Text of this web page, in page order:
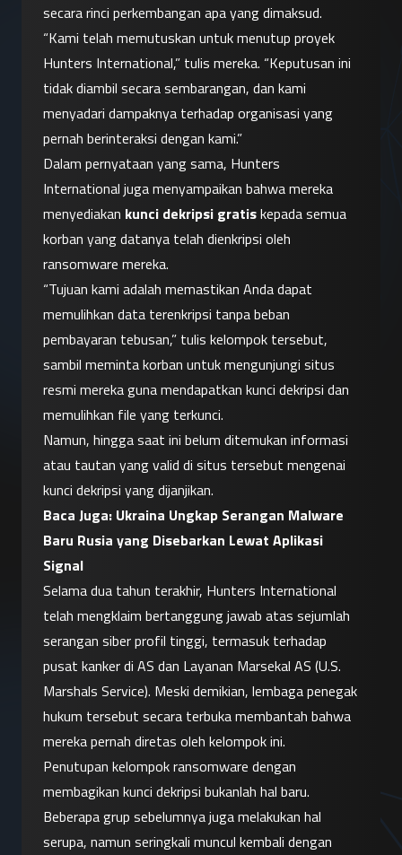
secara rinci perkembangan apa yang dimaksud.
“Kami telah memutuskan untuk menutup proyek
Hunters International,” tulis mereka. “Keputusan ini
tidak diambil secara sembarangan, dan kami
menyadari dampaknya terhadap organisasi yang
pernah berinteraksi dengan kami.”
Dalam pernyataan yang sama, Hunters
International juga menyampaikan bahwa mereka
menyediakan kunci dekripsi gratis kepada semua
korban yang datanya telah dienkripsi oleh
ransomware mereka.
“Tujuan kami adalah memastikan Anda dapat
memulihkan data terenkripsi tanpa beban
pembayaran tebusan,” tulis kelompok tersebut,
sambil meminta korban untuk mengunjungi situs
resmi mereka guna mendapatkan kunci dekripsi dan
memulihkan file yang terkunci.
Namun, hingga saat ini belum ditemukan informasi
atau tautan yang valid di situs tersebut mengenai
kunci dekripsi yang dijanjikan.
Baca Juga: Ukraina Ungkap Serangan Malware
Baru Rusia yang Disebarkan Lewat Aplikasi
Signal
Selama dua tahun terakhir, Hunters International
telah mengklaim bertanggung jawab atas sejumlah
serangan siber profil tinggi, termasuk terhadap
pusat kanker di AS dan Layanan Marsekal AS (U.S.
Marshals Service). Meski demikian, lembaga penegak
hukum tersebut secara terbuka membantah bahwa
mereka pernah diretas oleh kelompok ini.
Penutupan kelompok ransomware dengan
membagikan kunci dekripsi bukanlah hal baru.
Beberapa grup sebelumnya juga melakukan hal
serupa, namun seringkali muncul kembali dengan